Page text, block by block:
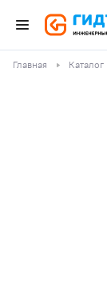
Главная Каталог